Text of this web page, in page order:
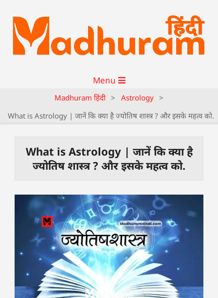
Menu
Madhuram हिंदी > Astrology >
What is Astrology | जानें कि क्या है ज्योतिष शास्त्र ? और इसके महत्व को.
What is Astrology | जानें कि क्या है
ज्योतिष शास्त्र ? और इसके महत्व को.